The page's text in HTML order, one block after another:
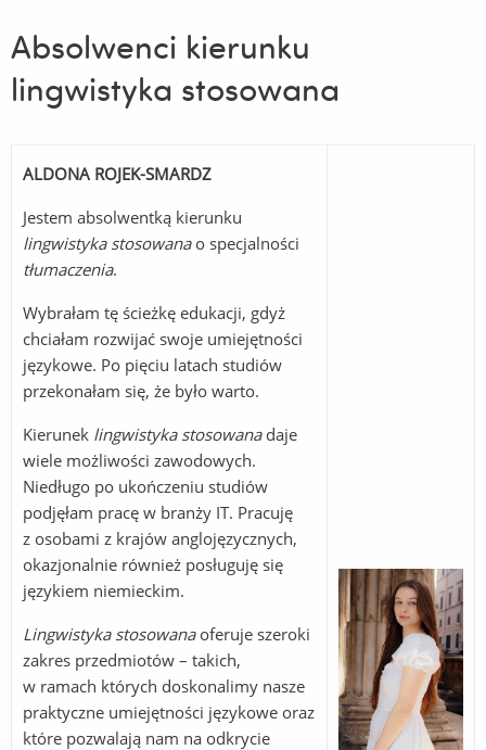
Absolwenci kierunku
lingwistyka stosowana
ALDONA ROJEK-SMARDZ
Jestem absolwentką kierunku
lingwistyka stosowanao specjalności
tłumaczenia.
Wybrałam tę ścieżkę edukacji, gdyż
chciałam rozwijać swoje umiejętności
językowe. Po pięciu latach studiów
przekonałam się, że było warto.
Kierunek lingwistyka stosowanadaje
wiele możliwości zawodowych.
Niedługo po ukończeniu studiów
podjęłam pracę w branży IT. Pracuję
z osobami z krajów anglojęzycznych,
okazjonalnie również posługuję się
językiem niemieckim.
Lingwistyka stosowanaoferuje szeroki
zakres przedmiotów – takich,
w ramach których doskonalimy nasze
praktyczne umiejętności językowe oraz
które pozwalają nam na odkrycie